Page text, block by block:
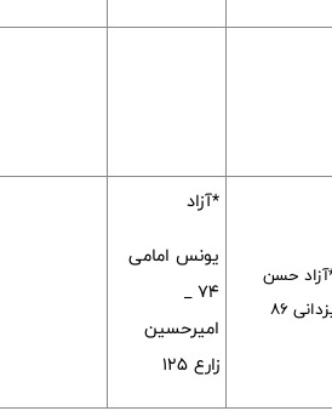
حسن
۸۶
*آزاد
یونس امامی
۷۴ _
امیرحسین
زارع ۱۲۵